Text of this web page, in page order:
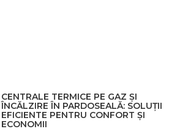
CENTRALE TERMICE PE GAZ ȘI
ÎNCĂLZIRE ÎN PARDOSEALĂ: SOLUȚII
EFICIENTE PENTRU CONFORT ȘI
ECONOMII